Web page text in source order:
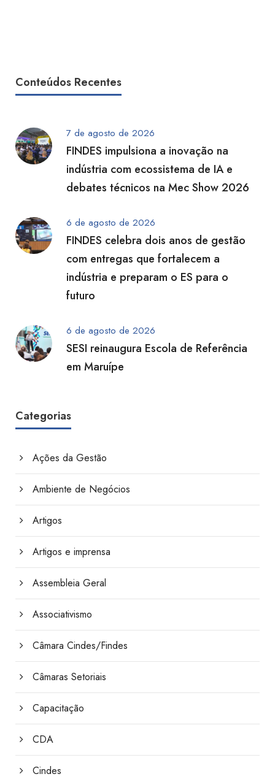
Conteúdos Recentes
7 de agosto de 2026
FINDES impulsiona a inovação na
indústria com ecossistema de IA e
debates técnicos na Mec Show 2026
6 de agosto de 2026
FINDES celebra dois anos de gestão
com entregas que fortalecem a
indústria e preparam o ES para o
futuro
6 de agosto de 2026
SESI reinaugura Escola de Referência
em Maruípe
Categorias
Ações da Gestão
Ambiente de Negócios
Artigos
Artigos e imprensa
Assembleia Geral
Associativismo
Câmara Cindes/Findes
Câmaras Setoriais
Capacitação
CDA
Cindes